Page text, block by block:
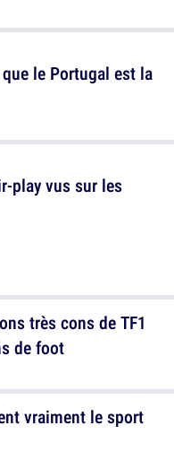
play vus sur les
vraiment le sport
le Portugal est la
très cons de TF1
de foot